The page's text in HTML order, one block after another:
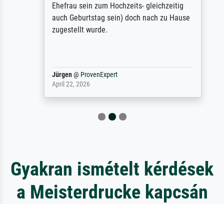
Ehefrau sein zum Hochzeits- gleichzeitig
auch Geburtstag sein) doch nach zu Hause
zugestellt wurde.
Jürgen@ProvenExpert
April 22, 2026
Gyakran ismételt kérdések
a Meisterdrucke kapcsán